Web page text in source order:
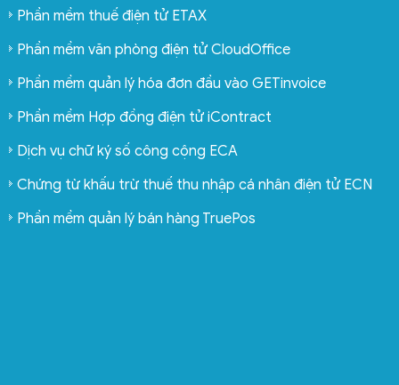
Phần mềm thuế điện tử ETAX
Phần mềm văn phòng điện tử CloudOffice
Phần mềm quản lý hóa đơn đầu vào GETinvoice
Phần mềm Hợp đồng điện tử iContract
Dịch vụ chữ ký số công cộng ECA
Chứng từ khấu trừ thuế thu nhập cá nhân điện tử ECN
Phần mềm quản lý bán hàng TruePos